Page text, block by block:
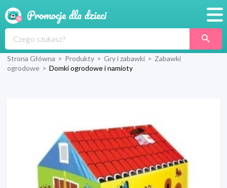
Produkty
Wyprawka
Strona Główna > Produkty > Gry i zabawki > Zabawki
ogrodowe > Domki ogrodowe i namioty